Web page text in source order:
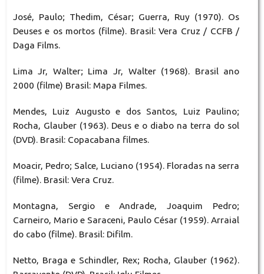
José, Paulo; Thedim, César; Guerra, Ruy (1970). Os
Deuses e os mortos (filme). Brasil: Vera Cruz / CCFB /
Daga Films.
Lima Jr, Walter; Lima Jr, Walter (1968). Brasil ano
2000 (filme) Brasil: Mapa Filmes.
Mendes, Luiz Augusto e dos Santos, Luiz Paulino;
Rocha, Glauber (1963). Deus e o diabo na terra do sol
(DVD). Brasil: Copacabana filmes.
Moacir, Pedro; Salce, Luciano (1954). Floradas na serra
(filme). Brasil: Vera Cruz.
Montagna, Sergio e Andrade, Joaquim Pedro;
Carneiro, Mario e Saraceni, Paulo César (1959). Arraial
do cabo (filme). Brasil: Difilm.
Netto, Braga e Schindler, Rex; Rocha, Glauber (1962).